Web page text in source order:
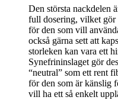
Den största nackdelen
full dosering, vilket gör
för den som vill
också gärna sett att
storleken kan vara ett
Synefrininslaget gör
“neutral” som ett rent
för den som är känslig
vill ha ett så enkelt